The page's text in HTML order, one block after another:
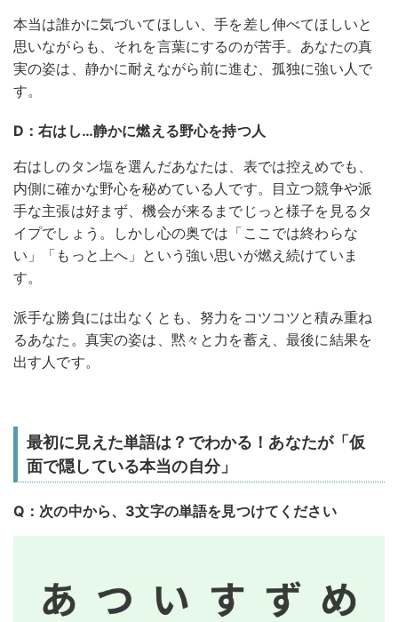
本当は誰かに気づいてほしい、手を差し伸べてほしいと
思いながらも、それを言葉にするのが苦手。あなたの真
実の姿は、静かに耐えながら前に進む、孤独に強い人で
す。
D：右はし…静かに燃える野心を持つ人
右はしのタン塩を選んだあなたは、表では控えめでも、
内側に確かな野心を秘めている人です。目立つ競争や派
手な主張は好まず、機会が来るまでじっと様子を見るタ
イプでしょう。しかし心の奥では「ここでは終わらな
い」「もっと上へ」という強い思いが燃え続けていま
す。
派手な勝負には出なくとも、努力をコツコツと積み重ね
るあなた。真実の姿は、黙々と力を蓄え、最後に結果を
出す人です。
最初に見えた単語は？でわかる！あなたが「仮
面で隠している本当の自分」
Q：次の中から、3文字の単語を見つけてください